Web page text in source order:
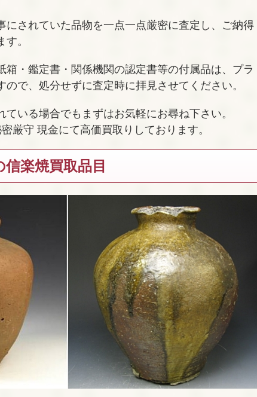
にされていた品物を一点一点厳密に査定し、ご納得
。
箱・鑑定書・関係機関の認定書等の付属品は、プラ
で、処分せずに査定時に拝見させてください。
いる場合でもまずはお気軽にお尋ね下さい。
厳守 現金にて高価買取りしております。
楽焼買取品目